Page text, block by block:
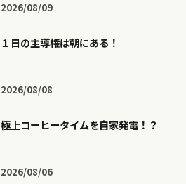
2026/08/09
１日の主導権は朝にある！
2026/08/08
極上コーヒータイムを自家発電！？
2026/08/06